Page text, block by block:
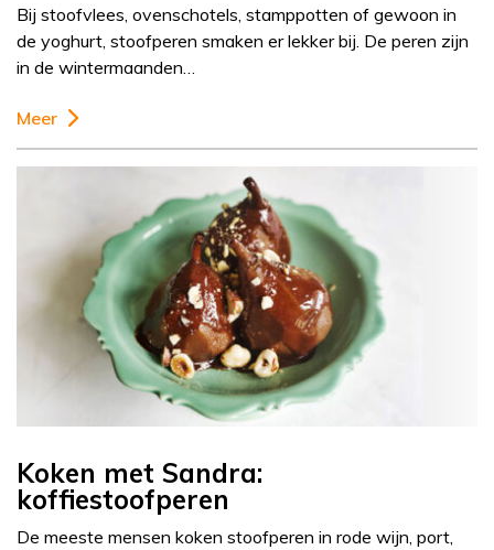
Bij stoofvlees, ovenschotels, stamppotten of gewoon in
de yoghurt, stoofperen smaken er lekker bij. De peren zijn
in de wintermaanden…
Meer
Koken met Sandra:
koffiestoofperen
De meeste mensen koken stoofperen in rode wijn, port,